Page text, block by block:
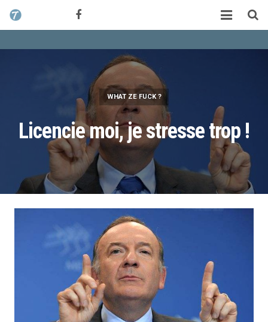
MAG
ALEX HALIMI
Licencie moi, je stresse trop !
WHAT ZE FUCK ?